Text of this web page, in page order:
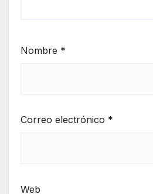
Nombre *
Correo electrónico *
Web